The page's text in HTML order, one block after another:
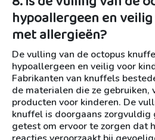
hypoallergeen en
met allergieën?
De vulling van de octopus
hypoallergeen en veilig voor
Fabrikanten van knuffels
de materialen die ze gebruiken,
producten voor kinderen. De
knuffel is doorgaans zorgvuldig
getest om ervoor te zorgen dat